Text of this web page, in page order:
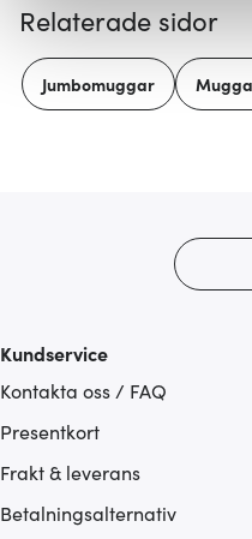
Vi använder cookies för
gör också att vi kan
hemsidan ännu bättre. Du
Relaterade sidor
Jumbomuggar
Kundservice
Kontakta oss / FAQ
Presentkort
Frakt & leverans
Betalningsalternativ